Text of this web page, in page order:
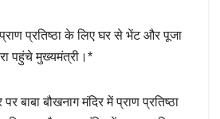
प्राण प्रतिष्ठा के लिए घर से भेंट और पूजा
पहुंचे मुख्यमंत्री।*
बाबा बौखनाग मंदिर में प्राण प्रतिष्ठा